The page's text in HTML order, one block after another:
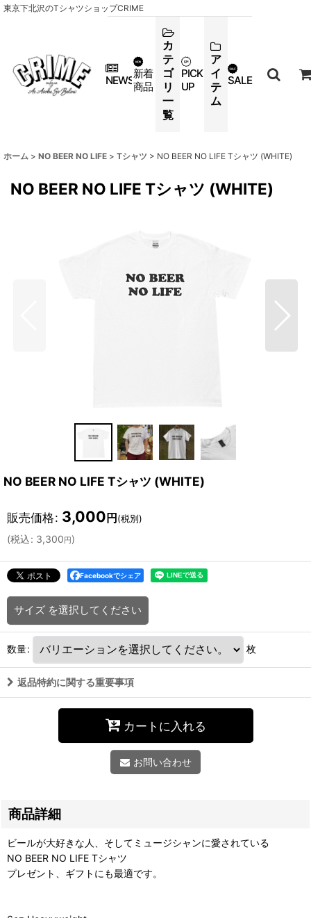
東京下北沢のTシャツショップCRIME
NEWS新着
商品
カ
テ
ゴ
リ
一
覧
PICK
UP
ア
イ
テ
ム
SALE
ホーム > NO BEER NO LIFE > Tシャツ > NO BEER NO LIFE Tシャツ (WHITE)
NO BEER NO LIFE Tシャツ (WHITE)
NO BEER NO LIFE Tシャツ (WHITE)
販売価格: 3,000 円 (税別)
(税込: 3,300円)
Facebookでシェア
サイズ を選択してください
数量: 枚
返品特約に関する重要事項
カートに入れる
お問い合わせ
商品詳細
ビールが大好きな人、そしてミュージシャンに愛されている
NO BEER NO LIFE Tシャツ
プレゼント、ギフトにも最適です。